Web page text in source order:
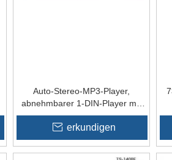
Auto-Stereo-MP3-Player,
abnehmbarer 1-DIN-Player mit
Kühlkörper
erkundigen